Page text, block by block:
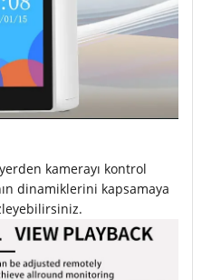
kamerayı kontrol
dinamiklerini kapsamaya